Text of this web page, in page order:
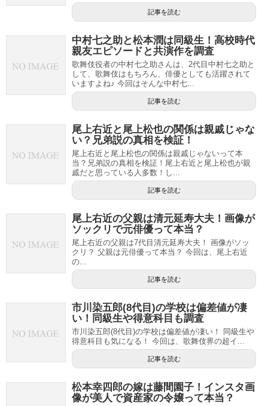
記事を読む
中村七之助と松本潤は同級生！高校時代
親友エピソードと共演作を調査
歌舞伎役者の中村七之助さんは、2代目中村七之助と
して、歌舞伎はもちろん、俳優としても活躍されて
いますよね♪ 今回はそんな中村七...
記事を読む
尾上右近と尾上松也の関係は親戚じゃな
い？兄弟説の真相を検証！
尾上右近と尾上松也の関係は親戚じゃないって本
当？兄弟説の真相を検証！尾上右近と尾上松也が親
戚だと思っている人多数！し...
記事を読む
尾上右近の父親は清元延寿大夫！画像が
ソックリで元俳優って本当？
尾上右近の父親は7代目清元延寿大夫！ 画像がソッ
クリ？ 父親は元俳優って本当？ 今回は、尾上右近
の...
記事を読む
市川染五郎(8代目)の学校は偏差値が凄
い！同級生や得意科目も調査
市川染五郎(8代目)の学校は偏差値が凄い！ 同級生や
得意科目も気になる！ 今回は、歌舞伎界の超イ...
記事を読む
松本幸四郎の嫁は藤間園子！インスタ画
像が美人で資産家の令嬢って本当？